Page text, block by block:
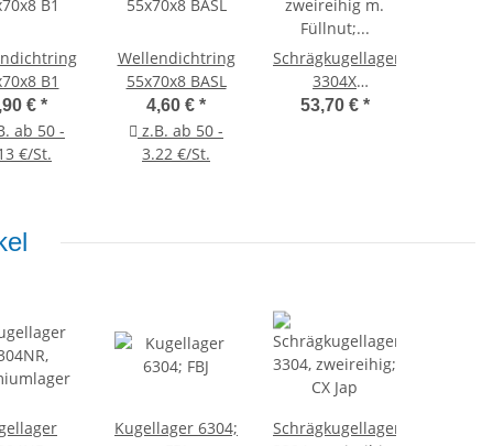
B1
€ *
ab 50 -
€/St.
Wellendichtring
55x70x8 BASL
4,60 € *
z.B. ab 50 -
3.22 €/St.
Schrägkugellager
3304X
zweireihig m.
53,70 € *
Kugellager 6304;
Schrägkugellager